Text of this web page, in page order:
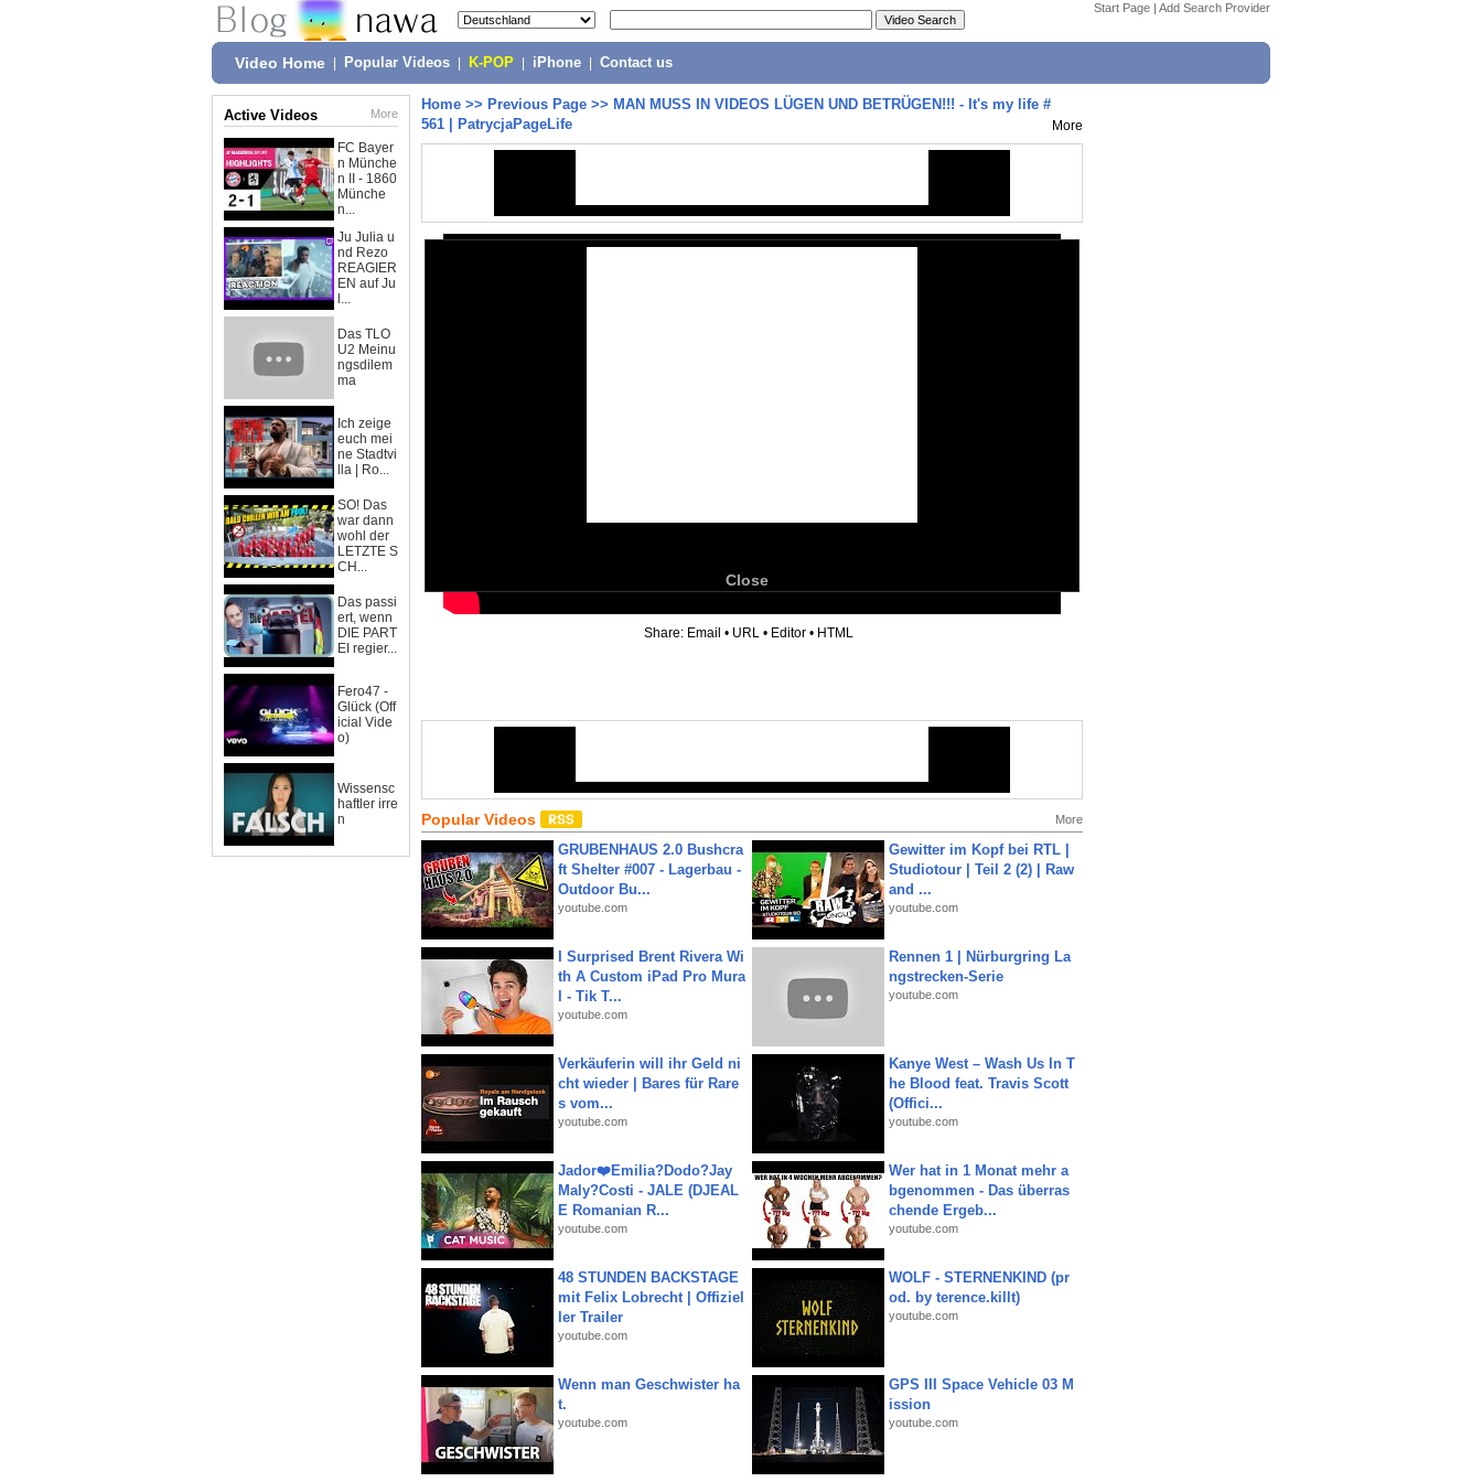
Start Page | Add Search Provider
Video Home Popular Videos K-POP iPhone Contact us
Active Videos More
FC Bayer
n Münche
n II - 1860
Münche
n...
Ju Julia u
nd Rezo
REAGIER
EN auf Ju
l...
Das TLO
U2 Meinu
ngsdilem
ma
Ich zeige
euch mei
ne Stadtvi
lla | Ro...
SO! Das
war dann
wohl der
LETZTE S
CH...
Das passi
ert, wenn
DIE PART
EI regier...
Fero47 -
Glück (Off
icial Vide
o)
Wissensc
haftler irre
n
Home >> Previous Page >> MAN MUSS IN VIDEOS LÜGEN UND BETRÜGEN!!! - It's my life #
561 | PatrycjaPageLife
More
Close
Share: Email • URL • Editor • HTML
Popular Videos More
GRUBENHAUS 2.0 Bushcra
ft Shelter #007 - Lagerbau -
Outdoor Bu...
youtube.com
Gewitter im Kopf bei RTL |
Studiotour | Teil 2 (2) | Raw
and ...
youtube.com
I Surprised Brent Rivera Wi
th A Custom iPad Pro Mura
l - Tik T...
youtube.com
Rennen 1 | Nürburgring La
ngstrecken-Serie
youtube.com
Verkäuferin will ihr Geld ni
cht wieder | Bares für Rare
s vom...
youtube.com
Kanye West – Wash Us In T
he Blood feat. Travis Scott
(Offici...
youtube.com
Jador❤️Emilia?Dodo?Jay
Maly?Costi - JALE (DJEAL
E Romanian R...
youtube.com
Wer hat in 1 Monat mehr a
bgenommen - Das überras
chende Ergeb...
youtube.com
48 STUNDEN BACKSTAGE
mit Felix Lobrecht | Offiziel
ler Trailer
youtube.com
WOLF - STERNENKIND (pr
od. by terence.killt)
youtube.com
Wenn man Geschwister ha
t.
youtube.com
GPS III Space Vehicle 03 M
ission
youtube.com